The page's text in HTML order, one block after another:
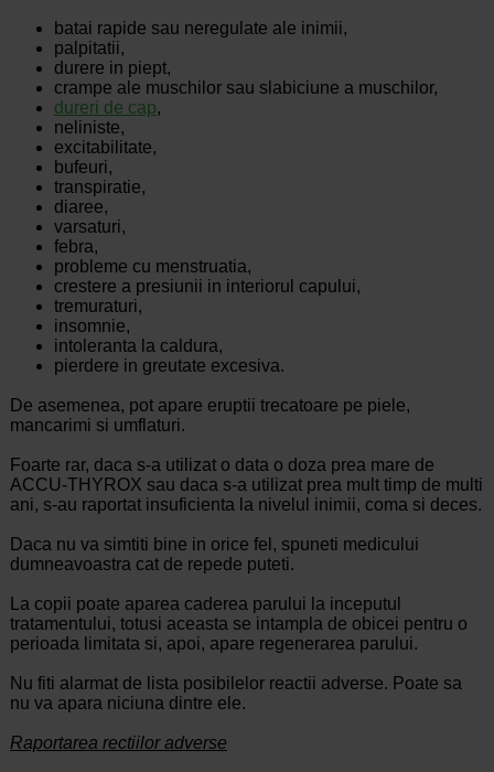
batai rapide sau neregulate ale inimii,
palpitatii,
durere in piept,
crampe ale muschilor sau slabiciune a muschilor,
dureri de cap,
neliniste,
excitabilitate,
bufeuri,
transpiratie,
diaree,
varsaturi,
febra,
probleme cu menstruatia,
crestere a presiunii in interiorul capului,
tremuraturi,
insomnie,
intoleranta la caldura,
pierdere in greutate excesiva.
De asemenea, pot apare eruptii trecatoare pe piele,
mancarimi si umflaturi.
Foarte rar, daca s-a utilizat o data o doza prea mare de
ACCU-THYROX sau daca s-a utilizat prea mult timp de multi
ani, s-au raportat insuficienta la nivelul inimii, coma si deces.
Daca nu va simtiti bine in orice fel, spuneti medicului
dumneavoastra cat de repede puteti.
La copii poate aparea caderea parului la inceputul
tratamentului, totusi aceasta se intampla de obicei pentru o
perioada limitata si, apoi, apare regenerarea parului.
Nu fiti alarmat de lista posibilelor reactii adverse. Poate sa
nu va apara niciuna dintre ele.
Raportarea rectiilor adverse